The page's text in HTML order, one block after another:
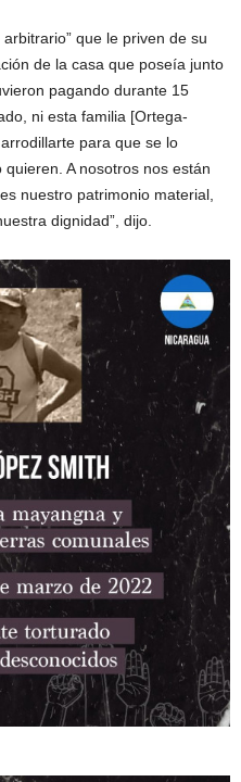
que le priven de su
de la casa que poseía junto
pagando durante 15
ni esta familia [Ortega-
para que se lo
A nosotros nos están
nuestro patrimonio material,
dignidad”, dijo.